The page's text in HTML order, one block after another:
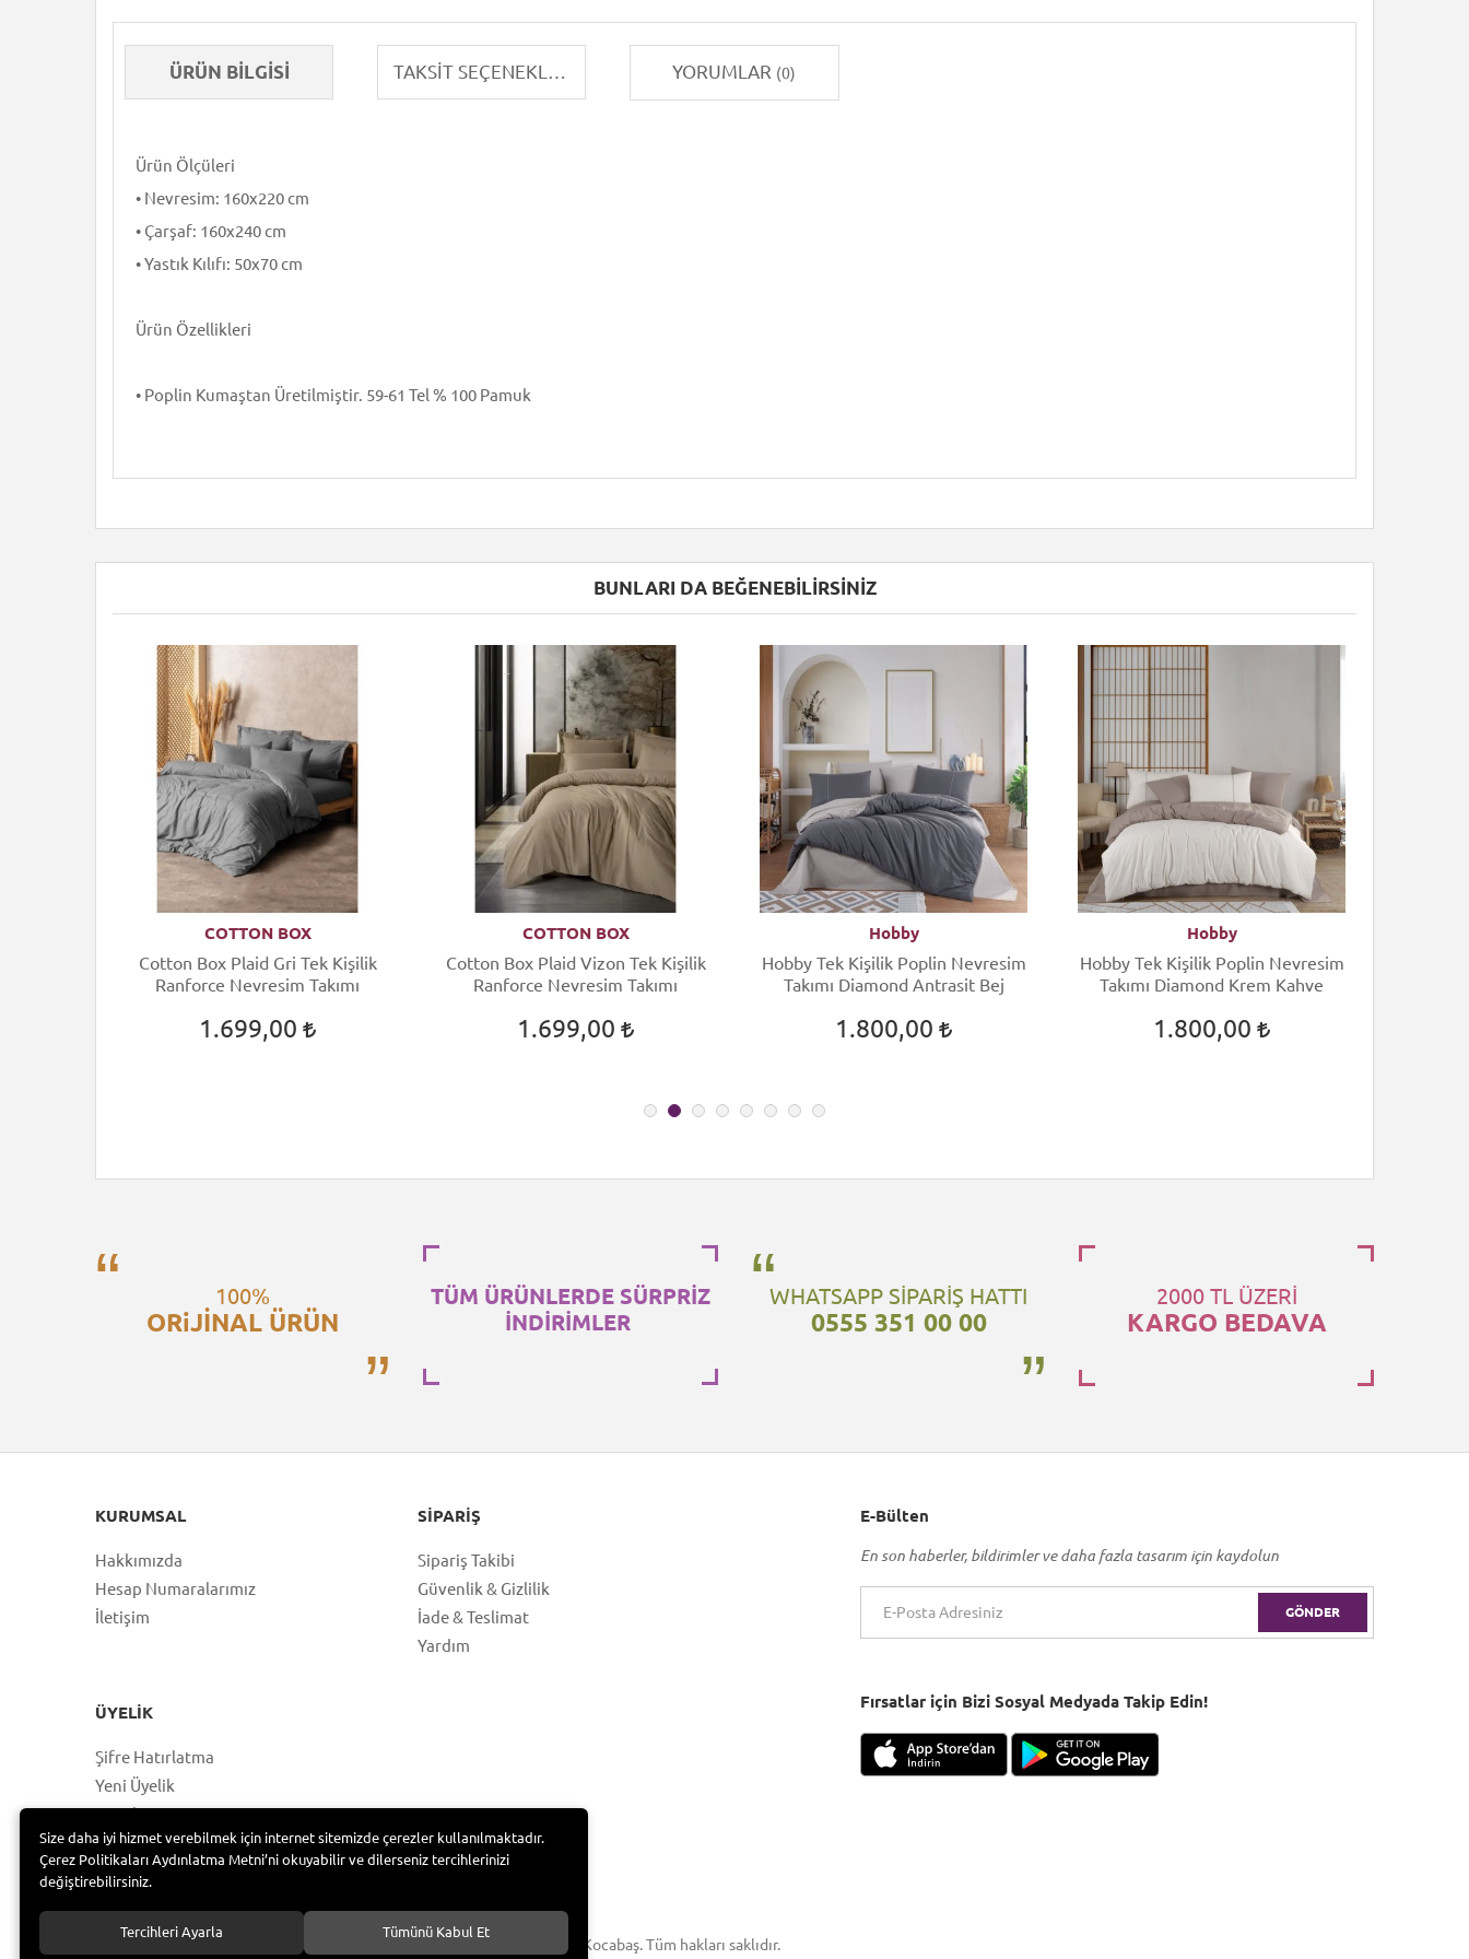
ÜRÜN BILGISI TAKSIT SEÇENEKLERI YORUMLAR (0)
Ürün Ölçüleri
• Nevresim: 160x220 cm
• Çarşaf: 160x240 cm
• Yastık Kılıfı: 50x70 cm
Ürün Özellikleri
• Poplin Kumaştan Üretilmiştir. 59-61 Tel % 100 Pamuk
BUNLARI DA BEĞENEBILIRSINIZ
COTTON BOX
Cotton Box Plaid Gri Tek Kişilik
Ranforce Nevresim Takımı
1.699,00
COTTON BOX
Cotton Box Plaid Vizon Tek Kişilik
Ranforce Nevresim Takımı
1.699,00
Hobby
Hobby Tek Kişilik Poplin Nevresim
Takımı Diamond Antrasit Bej
1.800,00
Hobby
Hobby Tek Kişilik Poplin Nevresim
Takımı Diamond Krem Kahve
1.800,00
100%
ORiJİNAL ÜRÜN
TÜM ÜRÜNLERDE SÜRPRİZ
İNDİRİMLER
WHATSAPP SİPARİŞ HATTI
0555 351 00 00
2000 TL ÜZERİ
KARGO BEDAVA
KURUMSAL
Hakkımızda
Hesap Numaralarımız
İletişim
SIPARIŞ
Sipariş Takibi
Güvenlik & Gizlilik
İade & Teslimat
Yardım
ÜYELIK
Şifre Hatırlatma
Yeni Üyelik
Hesabım
Üye Girişi
E-Bülten
En son haberler, bildirimler ve daha fazla tasarım için kaydolun
GÖNDER
Fırsatlar için Bizi Sosyal Medyada Takip Edin!
Bayramoğlu Group / Adem Tufan Kocabaş. Tüm hakları saklıdır.
Size daha iyi hizmet verebilmek için internet sitemizde çerezler kullanılmaktadır.
Çerez Politikaları Aydınlatma Metni’ni okuyabilir ve dilerseniz tercihlerinizi
değiştirebilirsiniz.
Tercihleri Ayarla Tümünü Kabul Et